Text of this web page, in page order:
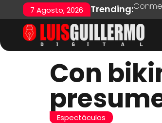
7 Agosto, 2026 Trending:
Con
Espectáculos